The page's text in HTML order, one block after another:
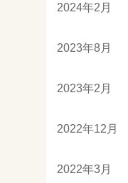
2024年2月
2023年8月
2023年2月
2022年12月
2022年3月